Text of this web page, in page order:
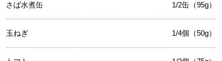
さば水煮缶 1/2缶（95g）
玉ねぎ 1/4個（50g）